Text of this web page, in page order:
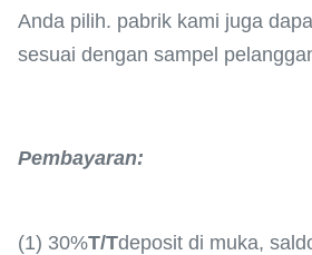
Anda pilih. pabrik kami juga
sesuai dengan sampel
Pembayaran:
(1) 30%T/Tdeposit di muka,